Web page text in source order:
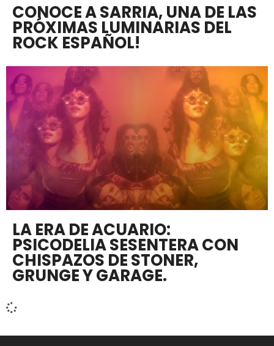
CONOCE A SARRIA, UNA DE LAS
PRÓXIMAS LUMINARIAS DEL
ROCK ESPAÑOL!
LA ERA DE ACUARIO:
PSICODELIA SESENTERA CON
CHISPAZOS DE STONER,
GRUNGE Y GARAGE.